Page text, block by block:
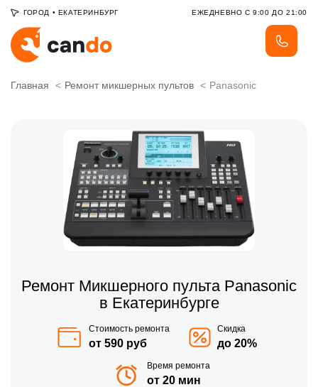
ГОРОД • ЕКАТЕРИНБУРГ ЕЖЕДНЕВНО С 9:00 ДО 21:00
Главная Ремонт микшерных пультов Panasonic
Ремонт Микшерного пульта Panasonic
в Екатеринбурге
Стоимость ремонта
от 590 руб
Скидка
до 20%
Время ремонта
от 20 мин